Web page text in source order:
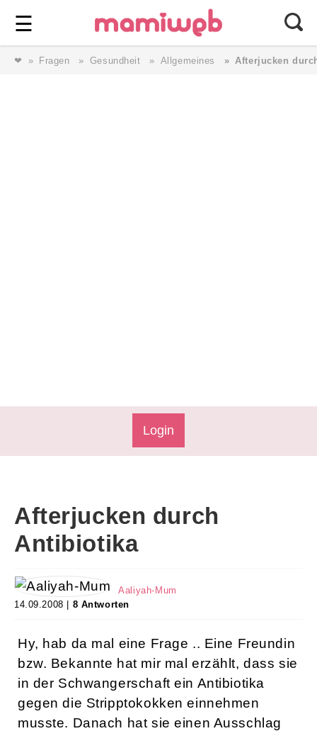
☰ ⎯ Wir lieben Familie ⎯
❤ Fragen Gesundheit Allgemeines Afterjucken
Login
Afterjucken durch
Antibiotika
Aaliyah-Mum
14.09.2008 | 8 Antworten
Hy, hab da mal eine Frage .. Eine Freundin
bzw. Bekannte hat mir mal erzählt, dass sie
in der Schwangerschaft ein Antibiotika
gegen die Stripptokokken einnehmen
musste. Danach hat sie einen Ausschlag